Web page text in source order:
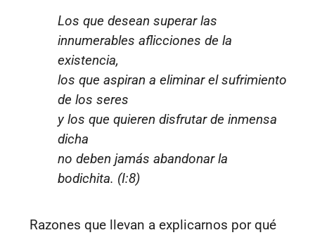
Los que desean superar las
innumerables aflicciones de la
existencia,
los que aspiran a eliminar el sufrimiento
de los seres
y los que quieren disfrutar de inmensa
dicha
no deben jamás abandonar la
bodichita. (I:8)
Razones que llevan a explicarnos por qué